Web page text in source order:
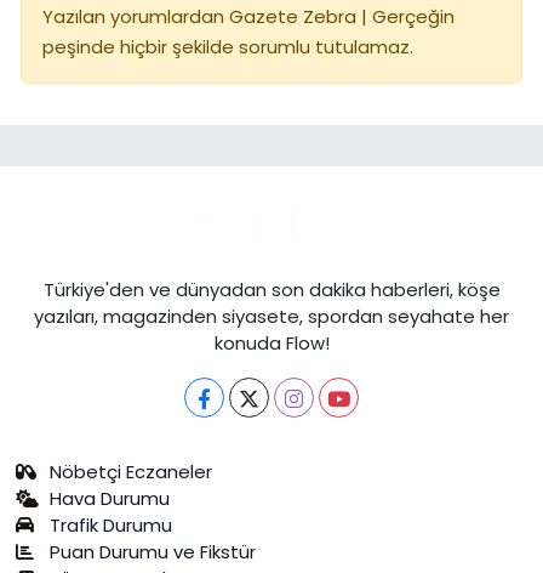
Yazılan yorumlardan Gazete Zebra | Gerçeğin
peşinde hiçbir şekilde sorumlu tutulamaz.
Türkiye'den ve dünyadan son dakika haberleri, köşe
yazıları, magazinden siyasete, spordan seyahate her
konuda Flow!
Nöbetçi Eczaneler
Hava Durumu
Trafik Durumu
Puan Durumu ve Fikstür